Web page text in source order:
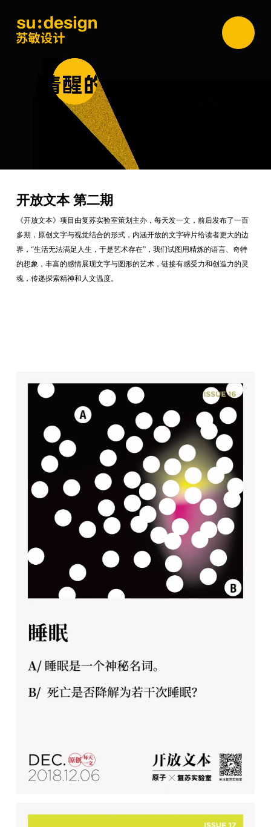
开放文本 第二期
《开放文本》项目由复苏实验室策划主办，每天发一文，前后发布了一百
多期，原创文字与视觉结合的形式，内涵开放的文字碎片给读者更大的边
界，“生活无法满足人生，于是艺术存在”，我们试图用精炼的语言、奇特
的想象，丰富的感情展现文字与图形的艺术，链接有感受力和创造力的灵
魂，传递探索精神和人文温度。